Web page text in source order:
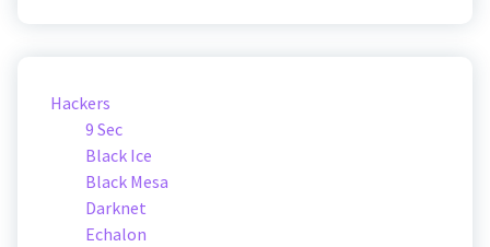
Hackers
9 Sec
Black Ice
Black Mesa
Darknet
Echalon